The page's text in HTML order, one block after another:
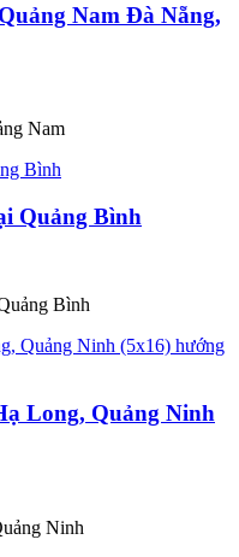
Nam Đà Nẵng,
Nam
Quảng Bình
Bình
Long, Quảng Ninh
Ninh